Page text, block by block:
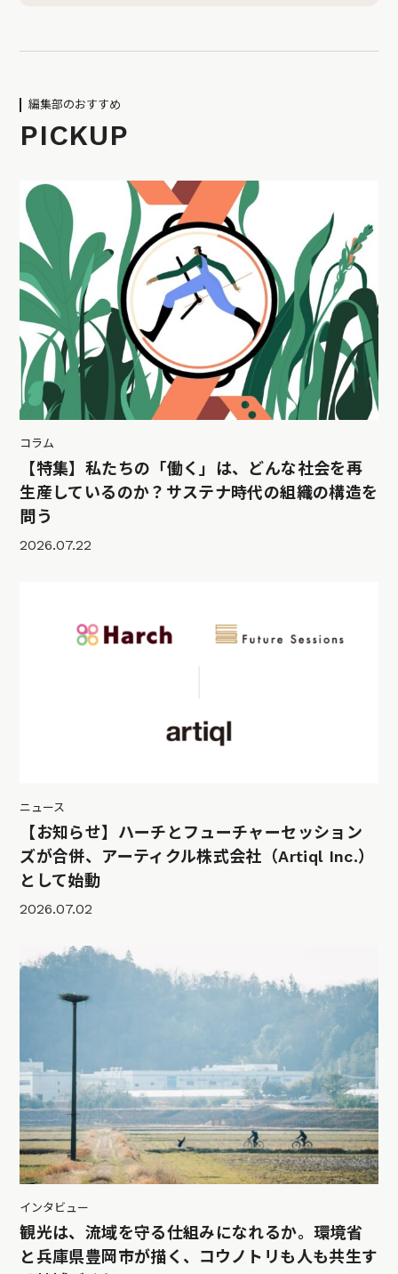
編集部のおすすめ
PICKUP
コラム
【特集】私たちの「働く」は、どんな社会を再
生産しているのか？サステナ時代の組織の構造を
問う
2026.07.22
ニュース
【お知らせ】ハーチとフューチャーセッション
ズが合併、アーティクル株式会社（Artiql Inc.）
として始動
2026.07.02
インタビュー
観光は、流域を守る仕組みになれるか。環境省
と兵庫県豊岡市が描く、コウノトリも人も共生す